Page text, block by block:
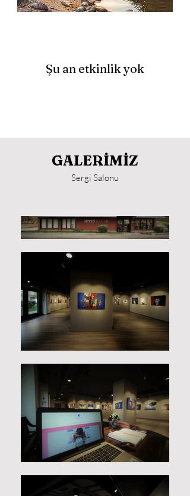
Şu an etkinlik yok
GALERİMİZ
Sergi Salonu